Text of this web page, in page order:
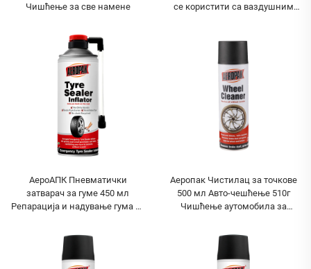
Чишћење за све намене
се користити са ваздушним
АероАПК Пневматички
затварач за гуме 450 мл
Репарација и надување гума за
Аеропак Чистилац за точкове
500 мл Авто-чешћење 510г
Чишћење аутомобила за